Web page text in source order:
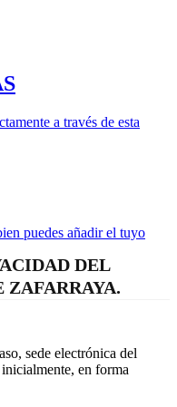
a través de esta
puedes añadir el tuyo
DEL
ZAFARRAYA.
sede electrónica del
en forma